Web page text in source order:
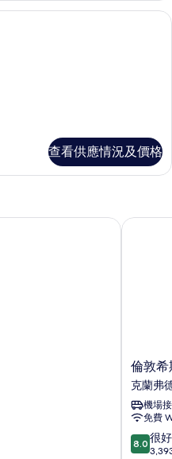
查看供應情況及價格
倫
敦
希
斯
路
中
央
倫敦希
克蘭弗
機場
免費
8.0
分
8.0 很好
倫敦希